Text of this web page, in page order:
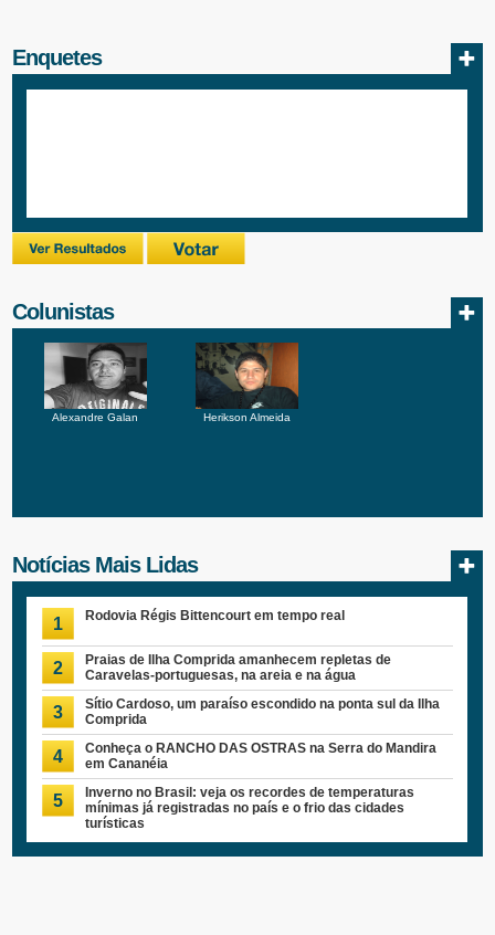
Enquetes
Colunistas
Alexandre Galan Herikson Almeida
Notícias Mais Lidas
1 Rodovia Régis Bittencourt em tempo real
2
Praias de Ilha Comprida amanhecem repletas de
Caravelas-portuguesas, na areia e na água
3
Sítio Cardoso, um paraíso escondido na ponta sul da Ilha
Comprida
4
Conheça o RANCHO DAS OSTRAS na Serra do Mandira
em Cananéia
5
Inverno no Brasil: veja os recordes de temperaturas
mínimas já registradas no país e o frio das cidades
turísticas